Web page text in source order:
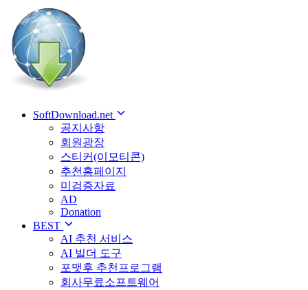
SoftDownload.net
공지사항
회원광장
스티커(이모티콘)
추천홈페이지
미검증자료
AD
Donation
BEST
AI 추천 서비스
AI 빌더 도구
포맷후 추천프로그램
회사무료소프트웨어